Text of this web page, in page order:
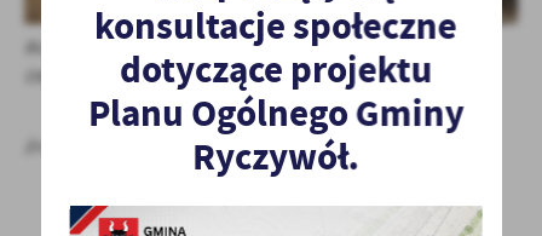
BUDOWA ZAKŁADU PIELĘGNACYJNO-OPIEKUŃCZEGO W
OBORNIKACH- 03.09.2025 r.
www.powiatobornicki.pl
konsultacje społeczne
dotyczące projektu
Planu Ogólnego Gminy
Ryczywół.